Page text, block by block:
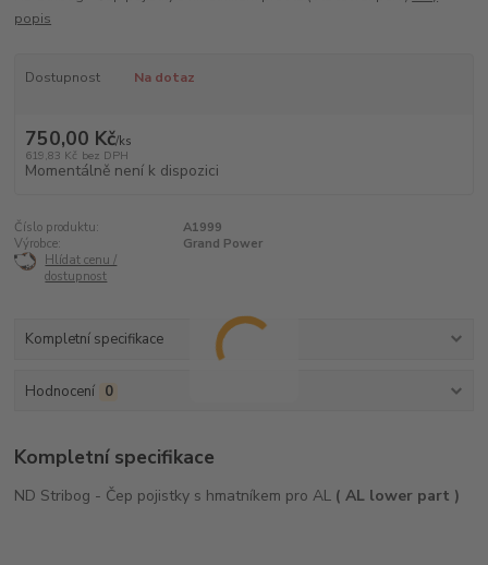
popis
Dostupnost Na dotaz
750,00 Kč/ks
619,83 Kč bez DPH
Momentálně není k dispozici
Číslo produktu:
A1999
Výrobce:
Grand Power
Hlídat cenu /
dostupnost
Kompletní specifikace
Hodnocení 0
Kompletní specifikace
ND Stribog - Čep pojistky s hmatníkem pro AL ( AL lower part )